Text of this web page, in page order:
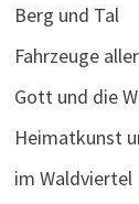
Berg und Tal
Fahrzeuge
Gott und die
Heimatkunst
im Waldviertel